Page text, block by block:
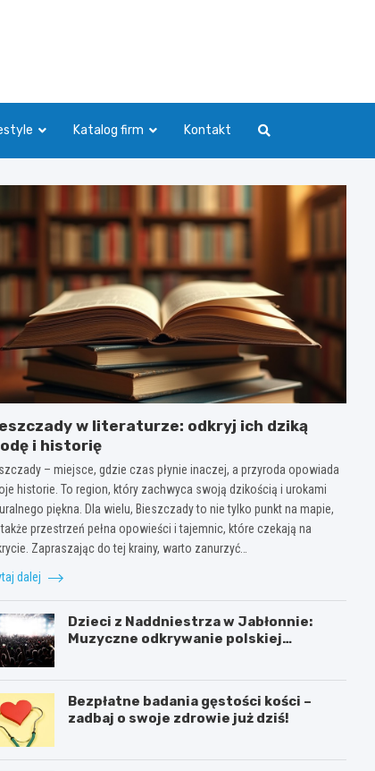
Katalog firm Kontakt
w literaturze: odkryj ich dziką
i historię
– miejsce, gdzie czas płynie inaczej, a przyroda opowiada
historie. To region, który zachwyca swoją dzikością i urokami
piękna. Dla wielu, Bieszczady to nie tylko punkt na mapie,
przestrzeń pełna opowieści i tajemnic, które czekają na
Zapraszając do tej krainy, warto zanurzyć…
dalej
Dzieci z Naddniestrza w Jabłonnie:
Muzyczne odkrywanie polskiej
Bezpłatne badania gęstości kości –
zadbaj o swoje zdrowie już dziś!